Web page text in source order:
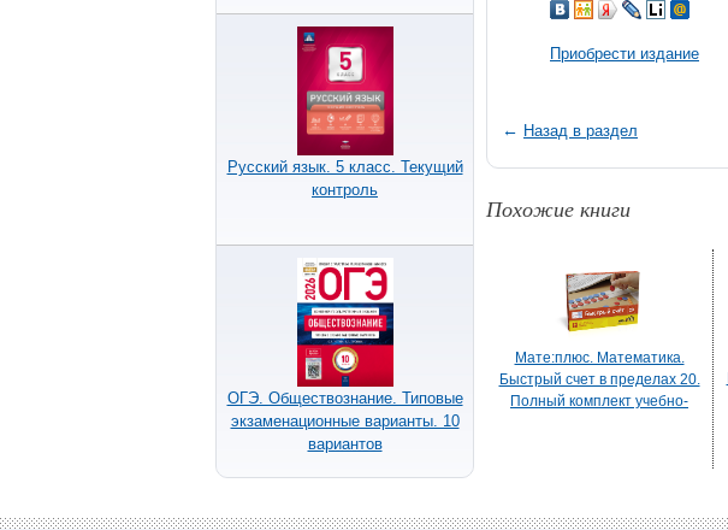
Русский язык. 5 класс. Текущий
контроль
ОГЭ. Обществознание. Типовые
экзаменационные варианты. 10
вариантов
Приобрести издание
← Назад в раздел
Похожие книги
Мате:плюс. Математика.
Быстрый счет в пределах 20.
Полный комплект учебно-